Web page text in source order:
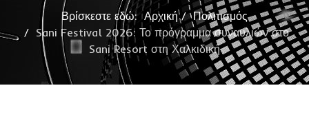
Βρίσκεστε εδώ:Αρχική
Πολιτισμός
Sani Festival 2026: Το πρόγραμμα συναυλιών στο
Sani Resort στη Χαλκιδική